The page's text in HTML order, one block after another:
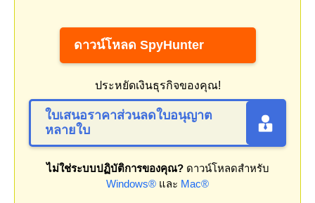
ดาวน์โหลด SpyHunter
ประหยัดเงินธุรกิจของคุณ!
ใบเสนอราคาส่วนลดใบอนุญาต
หลายใบ
ไม่ใช่ระบบปฏิบัติการของคุณ?ดาวน์โหลดสำหรับ
Windows® และ Mac®